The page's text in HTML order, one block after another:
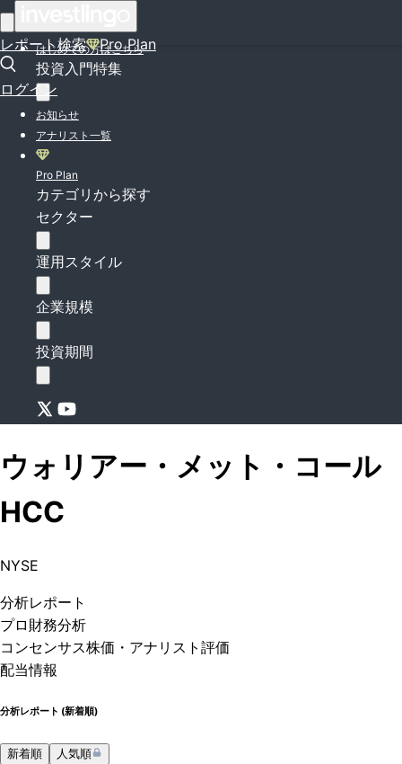
レポート検索 Pro Plan
ログイン
はじめての方はこちら
投資入門特集
お知らせ
アナリスト一覧
Pro Plan
カテゴリから探す
セクター
運用スタイル
企業規模
投資期間
ウォリアー・メット・コール
HCC
NYSE
分析レポート
プロ 財務分析
コンセンサス株価 ・アナリスト評価
配当情報
分析レポート (新着順)
新着順 人気順